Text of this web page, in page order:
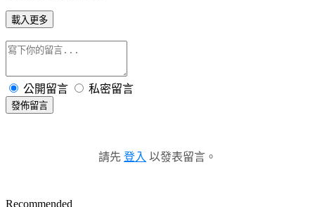
載入更多
公開留言 私密留言
發佈留言
請先 登入 以發表留言。
Recommended